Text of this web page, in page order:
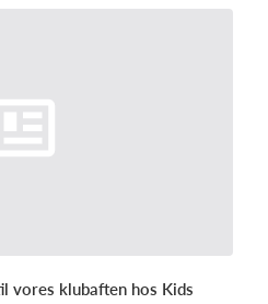
vores klubaften hos Kids